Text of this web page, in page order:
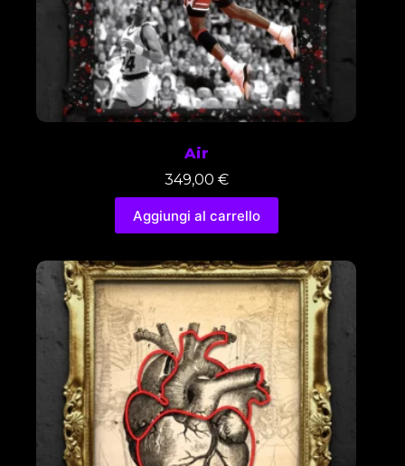
Air
349,00 €
Aggiungi al carrello